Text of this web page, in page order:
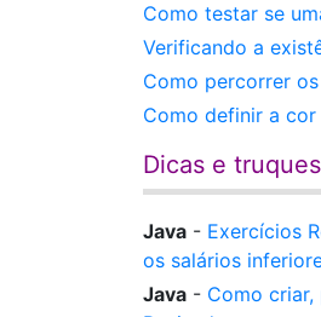
Como testar se
Verificando a
Como percorrer
Como definir a
Dicas e
Java - Exercícios
os salários
Java - Como